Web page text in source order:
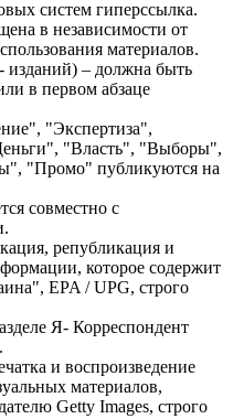
систем гиперссылка.
в независимости от
материалов.
изданий) – должна быть
в первом абзаце
"Экспертиза",
"Власть", "Выборы",
"Промо" публикуются на
совместно с
републикация и
которое содержит
EPA / UPG, строго
Я- Корреспондент
и воспроизведение
материалов,
Getty Images, строго